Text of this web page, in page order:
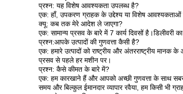
प्रश्न: यह विशेष आवश्यकता उपलब्ध है?
एक: हाँ, उपकरण ग्राहक के उद्देश्य या विशेष
क्यू: कब तक मेरे आदेश ले जाएगा?
एक: सामान्य प्रसव के बारे में 7 कार्य दिवसों है।डिलीवरी
प्रश्न:आपके उत्पादों की गुणवत्ता कैसी है?
एक: हमारे उत्पादों को राष्ट्रीय और अंतरराष्ट्रीय मानक
प्रसव से पहले हर मशीन पर।
प्रश्न: कैसे कीमत के बारे में?
एक: हम कारखाने हैं और आपको अच्छी गुणवत्ता के साथ
समय और बिल्कुल ईमानदार व्यापार रवैया, हम किसी